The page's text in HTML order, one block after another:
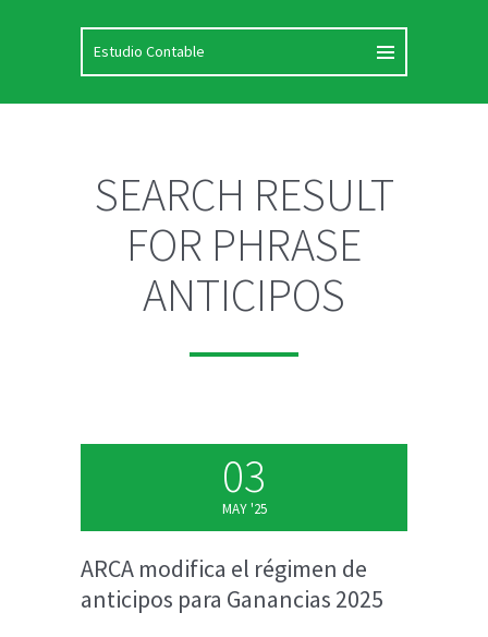
SEARCH RESULT
FOR PHRASE
ANTICIPOS
03
MAY '25
ARCA modifica el régimen de
anticipos para Ganancias 2025